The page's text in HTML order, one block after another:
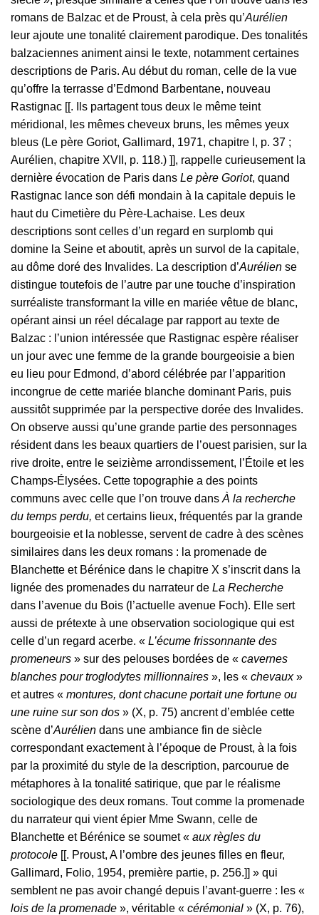
romans de Balzac et de Proust, à cela près qu’Aurélien
leur ajoute une tonalité clairement parodique. Des tonalités
balzaciennes animent ainsi le texte, notamment certaines
descriptions de Paris. Au début du roman, celle de la vue
qu’offre la terrasse d’Edmond Barbentane, nouveau
Rastignac [[. Ils partagent tous deux le même teint
méridional, les mêmes cheveux bruns, les mêmes yeux
bleus (Le père Goriot, Gallimard, 1971, chapitre I, p. 37 ;
Aurélien, chapitre XVII, p. 118.) ]], rappelle curieusement la
dernière évocation de Paris dans Le père Goriot, quand
Rastignac lance son défi mondain à la capitale depuis le
haut du Cimetière du Père-Lachaise. Les deux
descriptions sont celles d’un regard en surplomb qui
domine la Seine et aboutit, après un survol de la capitale,
au dôme doré des Invalides. La description d’Aurélien se
distingue toutefois de l’autre par une touche d’inspiration
surréaliste transformant la ville en mariée vêtue de blanc,
opérant ainsi un réel décalage par rapport au texte de
Balzac : l’union intéressée que Rastignac espère réaliser
un jour avec une femme de la grande bourgeoisie a bien
eu lieu pour Edmond, d’abord célébrée par l’apparition
incongrue de cette mariée blanche dominant Paris, puis
aussitôt supprimée par la perspective dorée des Invalides.
On observe aussi qu’une grande partie des personnages
résident dans les beaux quartiers de l’ouest parisien, sur la
rive droite, entre le seizième arrondissement, l’Étoile et les
Champs-Élysées. Cette topographie a des points
communs avec celle que l’on trouve dans À la recherche
du temps perdu, et certains lieux, fréquentés par la grande
bourgeoisie et la noblesse, servent de cadre à des scènes
similaires dans les deux romans : la promenade de
Blanchette et Bérénice dans le chapitre X s’inscrit dans la
lignée des promenades du narrateur de La Recherche
dans l’avenue du Bois (l’actuelle avenue Foch). Elle sert
aussi de prétexte à une observation sociologique qui est
celle d’un regard acerbe. « L’écume frissonnante des
promeneurs » sur des pelouses bordées de « cavernes
blanches pour troglodytes millionnaires », les « chevaux»
et autres « montures, dont chacune portait une fortune ou
une ruine sur son dos » (X, p. 75) ancrent d’emblée cette
scène d’Aurélien dans une ambiance fin de siècle
correspondant exactement à l’époque de Proust, à la fois
par la proximité du style de la description, parcourue de
métaphores à la tonalité satirique, que par le réalisme
sociologique des deux romans. Tout comme la promenade
du narrateur qui vient épier Mme Swann, celle de
Blanchette et Bérénice se soumet « aux règles du
protocole [[. Proust, A l’ombre des jeunes filles en fleur,
Gallimard, Folio, 1954, première partie, p. 256.]] » qui
semblent ne pas avoir changé depuis l’avant-guerre : les «
lois de la promenade », véritable « cérémonial » (X, p. 76),